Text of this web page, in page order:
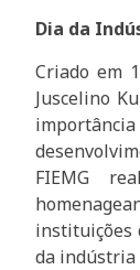
Dia da
Criado em
Juscelino
FIEMG
instituições
da indústria